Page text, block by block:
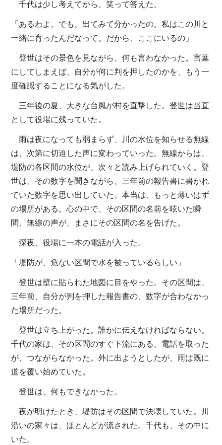
千代は少し考えてから、笑って答えた。
「あるわよ。でも、出てみて分かったの。私はこの川と
一緒に育ったんだなって。だから、ここにいるの」
登世はその景色を見ながら、何も言わなかった。言葉
にしてしまえば、自分が何に判を押したのかを、もう一
度確認することになる気がした。
三年後の夏、大きな台風が村を直撃した。登世は当直
として役場に残っていた。
雨は夜になっても弱まらず、川の水位を知らせる無線
は、次第に切迫した声に変わっていった。無線からは、
堤防の各区間の水位が、次々と読み上げられていく。登
世は、その数字を聞きながら、三年前の報告書に書かれ
ていた数字を思い出していた。本当は、もっと薄いはず
の場所がある。心の中で、その区間の名前を呟いた瞬
間、無線の声が、まさにその区間の名を告げた。
深夜、役場に一本の電話が入った。
「堤防が、危ない区間で水を被っているらしい」
登世は壁に貼られた地図に目をやった。その区間は、
三年前、自分が判を押した報告書の、数字が合わなかっ
た場所だった。
登世は立ち上がった。誰かに伝えなければならない。
千代の家は、その区間のすぐ下流にある。電話を取った
が、つながらなかった。外に出ようとしたが、雨は既に
道を覆い始めていた。
登世は、何もできなかった。
夜が明けたとき、堤防はその区間で決壊していた。川
沿いの家々は、ほとんどが流された。千代も、その中に
いた。